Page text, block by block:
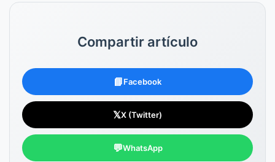
Compartir artículo
📘Facebook
𝕏X (Twitter)
💬WhatsApp